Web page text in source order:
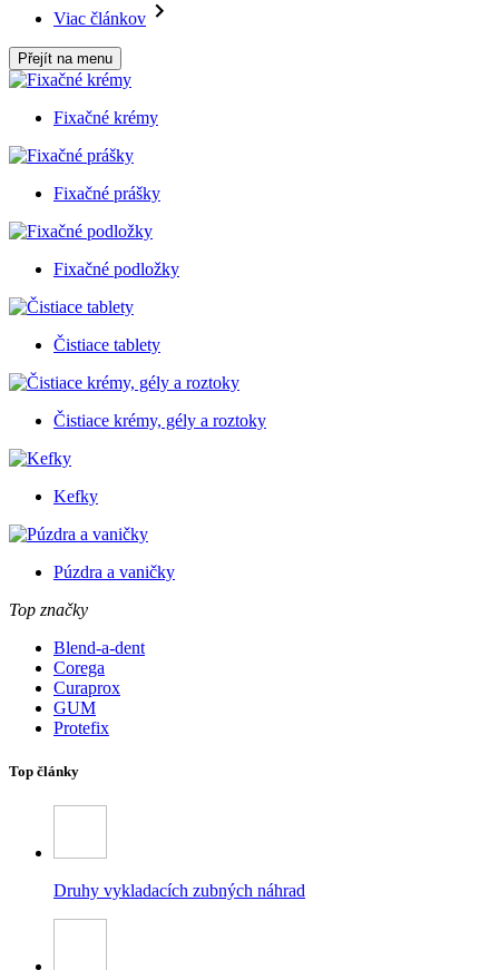
Viac článkov
Přejít na menu
Fixačné krémy
Fixačné prášky
Fixačné podložky
Čistiace tablety
Čistiace krémy, gély a roztoky
Kefky
Púzdra a vaničky
Top značky
Blend-a-dent
Corega
Curaprox
GUM
Protefix
Top články
Druhy vykladacích zubných náhrad